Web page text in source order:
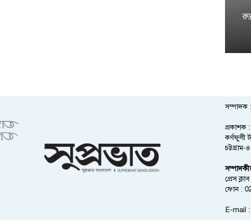
সম্পাদক
প্রকাশক :
কর্ণফুলী
প্রেস
ফোন :
E-mail :